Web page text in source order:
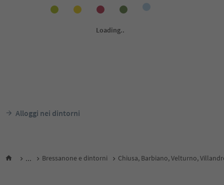
Alloggi nei dintorni
... Bressanone e dintorni Chiusa, Barbiano, Velturno,